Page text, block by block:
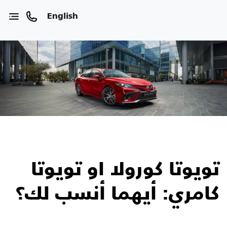
English
تويوتا كورولا او تويوتا
كامري: أيهما أنسب لك؟